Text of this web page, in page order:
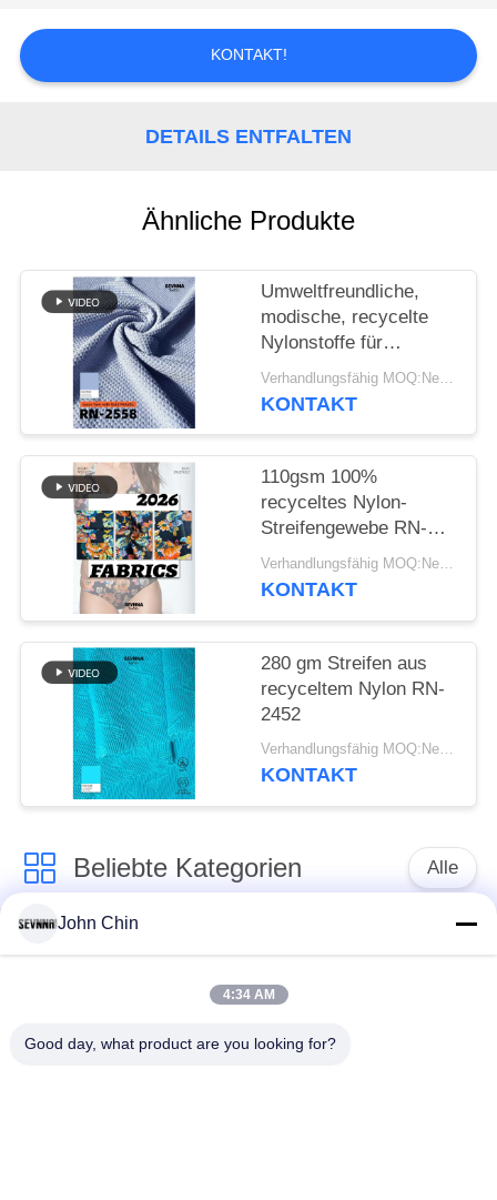
VERBINDUNG
PRIVACY
POLICY
KONTAKT!
DETAILS ENTFALTEN
Ähnliche Produkte
Umweltfreundliche,
modische, recycelte
Nylonstoffe für
nachhaltige Kleidung
Verhandlungsfähig MOQ:Negotiable
KONTAKT
110gsm 100%
recyceltes Nylon-
Streifengewebe RN-
2536
Verhandlungsfähig MOQ:Negotiable
KONTAKT
280 gm Streifen aus
recyceltem Nylon RN-
2452
Verhandlungsfähig MOQ:Negotiable
KONTAKT
Beliebte Kategorien Alle
Aufbereitetes
Nylongewebe
John Chin
4:34 AM
Good day, what product are you looking for?